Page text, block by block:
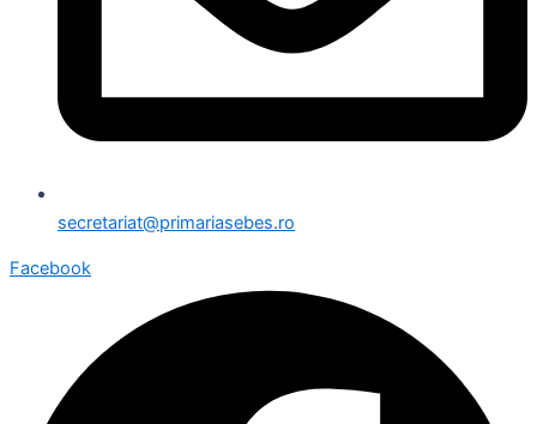
secretariat@primariasebes.ro
Facebook